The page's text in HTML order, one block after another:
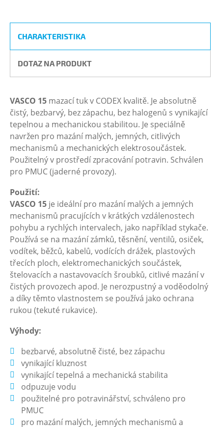
CHARAKTERISTIKA
DOTAZ NA PRODUKT
VASCO 15 mazací tuk v CODEX kvalitě. Je absolutně
čistý, bezbarvý, bez zápachu, bez halogenů s vynikající
tepelnou a mechanickou stabilitou. Je speciálně
navržen pro mazání malých, jemných, citlivých
mechanismů a mechanických elektrosoučástek.
Použitelný v prostředí zpracování potravin. Schválen
pro PMUC (jaderné provozy).
Použití:
VASCO 15 je ideální pro mazání malých a jemných
mechanismů pracujících v krátkých vzdálenostech
pohybu a rychlých intervalech, jako například stykače.
Používá se na mazání zámků, těsnění, ventilů, osiček,
vodítek, běžců, kabelů, vodících drážek, plastových
třecích ploch, elektromechanických součástek,
štelovacích a nastavovacích šroubků, citlivé mazání v
čistých provozech apod. Je nerozpustný a voděodolný
a díky těmto vlastnostem se používá jako ochrana
rukou (tekuté rukavice).
Výhody:
bezbarvé, absolutně čisté, bez zápachu
vynikající kluznost
vynikající tepelná a mechanická stabilita
odpuzuje vodu
použitelné pro potravinářství, schváleno pro
PMUC
pro mazání malých, jemných mechanismů a